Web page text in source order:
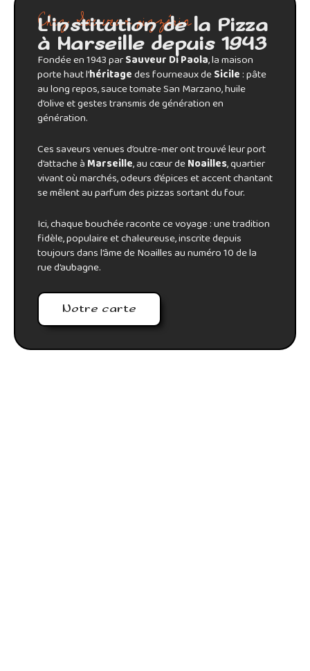
Chez Sauveur pizzéria
L'institution de la Pizza
à Marseille depuis 1943
Fondée en 1943 parSauveur Di Paola, la maison
porte haut l’héritagedes fourneaux deSicile : pâte
au long repos, sauce tomate San Marzano, huile
d’olive et gestes transmis de génération en
génération.
Ces saveurs venues d’outre-mer ont trouvé leur port
d’attache à Marseille, au cœur deNoailles, quartier
vivant où marchés, odeurs d’épices et accent chantant
se mêlent au parfum des pizzas sortant du four.
Ici, chaque bouchée raconte ce voyage : une tradition
fidèle, populaire et chaleureuse, inscrite depuis
toujours dans l’âme de Noailles au numéro 10 de la
rue d’aubagne.
Notre carte